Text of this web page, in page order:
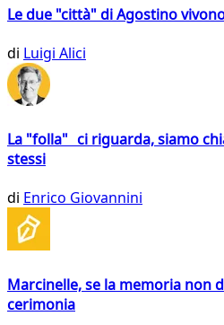
Le due "città" di Agostino
di Luigi Alici
La "folla" ci riguarda, siamo
stessi
di Enrico Giovannini
Marcinelle, se la memoria non
cerimonia